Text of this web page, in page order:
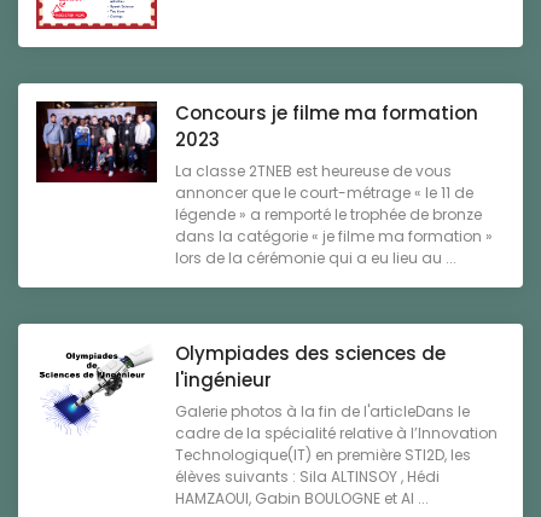
Concours je filme ma formation
2023
La classe 2TNEB est heureuse de vous
annoncer que le court-métrage « le 11 de
légende » a remporté le trophée de bronze
dans la catégorie « je filme ma formation »
lors de la cérémonie qui a eu lieu au ...
Olympiades des sciences de
l'ingénieur
Galerie photos à la fin de l'articleDans le
cadre de la spécialité relative à l’Innovation
Technologique(IT) en première STI2D, les
élèves suivants : Sila ALTINSOY , Hédi
HAMZAOUI, Gabin BOULOGNE et Al ...